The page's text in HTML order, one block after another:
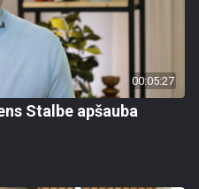
00:05:27
Stalbe apšauba